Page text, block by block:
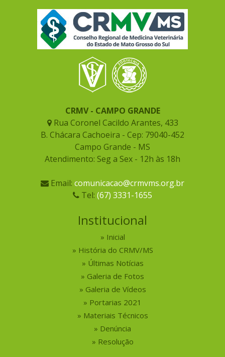
Rua Coronel Cacildo Arantes, 433
B. Chácara Cachoeira - Cep: 79040-452
Campo Grande - MS
Atendimento: Seg a Sex - 12h às 18h
Tel:(67) 3331-1655
Inicial
História do CRMV/MS
Últimas Notícias
Galeria de Fotos
Galeria de Vídeos
Portarias 2021
Materiais Técnicos
Denúncia
Resolução